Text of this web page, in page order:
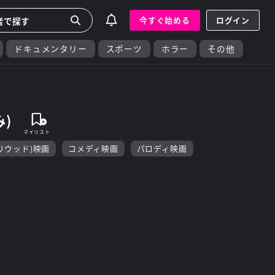
今すぐ始める ログイン
ドキュメンタリー スポーツ ホラー その他
)
ウッド)映画 コメディ映画 パロディ映画